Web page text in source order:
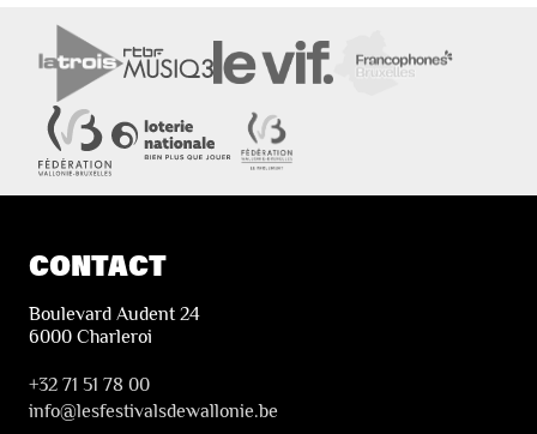
CONTACT
Boulevard Audent 24
6000 Charleroi
+32 71 51 78 00
info@lesfestivalsdewallonie.be